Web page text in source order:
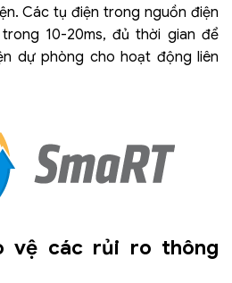
Các tụ điện trong nguồn điện
10-20ms, đủ thời gian để
dự phòng cho hoạt động liên
vệ các rủi ro thông